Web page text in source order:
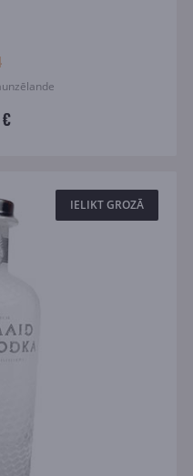
€
IELIKT GROZĀ